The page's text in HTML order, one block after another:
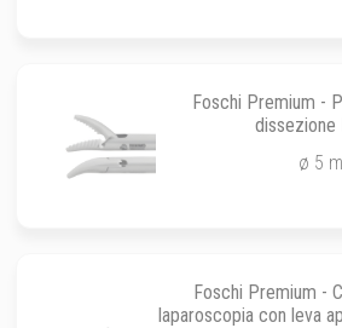
Foschi Premium -
dissezione
ø 5
Foschi Premium -
laparoscopia con leva